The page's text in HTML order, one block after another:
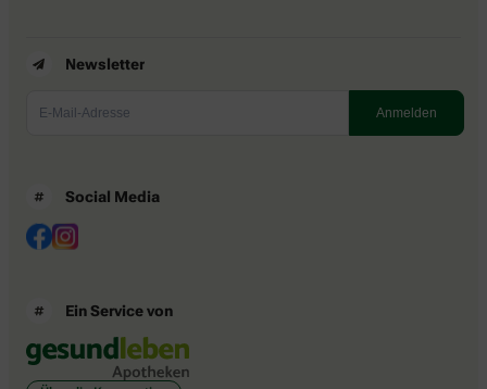
Newsletter
Social Media
Ein Service von